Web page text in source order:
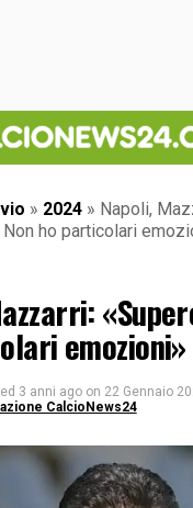
» 2024 » Napoli,
ho particolari
emozioni»
3 anni ago on 22 Gennaio
CalcioNews24